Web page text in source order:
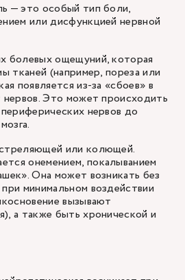
— это особый тип боли,
или дисфункцией нервной
болевых ощещуний, которая
тканей (например, пореза или
появляется из-за «сбоев» в
нервов. Это может происходить
нервов до
или колющей.
онемением, покалыванием
Она может возникать без
минимальном воздействии
вызывают
а также быть хронической и